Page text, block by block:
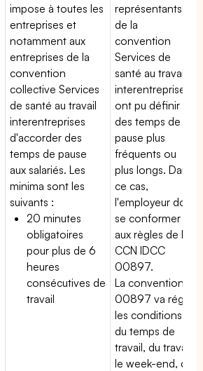
impose à toutes les
entreprises et
notamment aux
entreprises de la
convention
collective Services
de santé au travail
interentreprises
d'accorder des
temps de pause
aux salariés. Les
minima sont les
suivants :
20 minutes
obligatoires
pour plus de 6
heures
consécutives de
travail
représentants
de la
convention
Services de
santé au travail
interentreprises
ont pu définir
des temps de
pause plus
fréquents ou
plus longs. Dans
ce cas,
l'employeur doit
se conformer
aux règles de la
CCN IDCC
00897.
La convention
00897 va régir
les conditions
du temps de
travail, du travail
le week-end, du